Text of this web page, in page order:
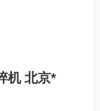
机 北京*